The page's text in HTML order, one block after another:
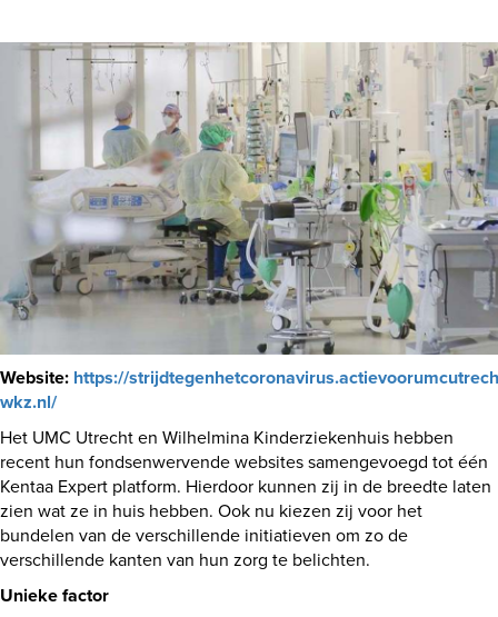
Website: https://
wkz.nl/
Het UMC Utrecht en Wilhelmina Kinderziekenhuis hebben
recent hun fondsenwervende websites samengevoegd tot één
Kentaa Expert platform. Hierdoor kunnen zij in de breedte laten
zien wat ze in huis hebben. Ook nu kiezen zij voor het
bundelen van de verschillende initiatieven om zo de
verschillende kanten van hun zorg te belichten.
Unieke factor